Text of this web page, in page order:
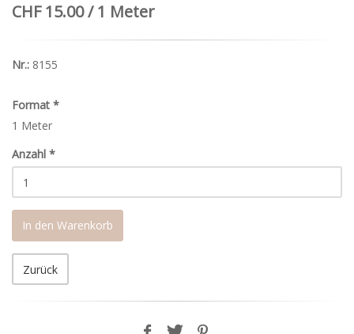
CHF 15.00 / 1 Meter
Nr.: 8155
Format *
1 Meter
Anzahl *
In den Warenkorb
Zurück